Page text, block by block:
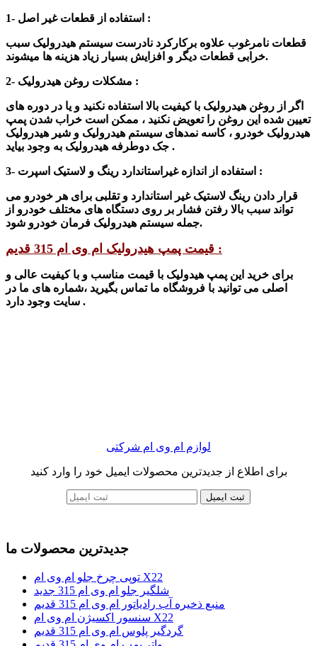
1- استفاده از قطعات غیر اصل :
قطعات نامرغوب علاوه برکارکرد نادرست سیستم هیدرولیک سبب
خرابی قطعات دیگر و افزایش بسیار زیاد هزینه‌ ها میشوند.
2- مشکلات روغن هیدرولیک :
اگر از روغن هیدرولیک با کیفیت بالا استفاده نکنید و یا در دوره‌ های
تعیین شده این روغن را تعویض نکنید ، ممکن است خراب شدن پمپ
هیدرولیک خودرو ، کاسه ‌نمدهای سیستم هیدرولیک و شیر هیدرولیک
جک دوطرفه هیدرولیک به وجود بیاید .
3- استفاده از اندازه غیر استاندارد رینگ و لاستیک اسپرت :
قرار دادن رینگ لاستیک غیر استاندارد و تقلبی برای هر خودرو می
‌تواند سبب بالا رفتن فشار بر روی دستگاه ‌های مختلف خودرو از
جمله سیستم هیدرولیک فرمان خودرو شود .
قیمت پمپ هیدرولیک ام وی ام 315 قدیم :
برای خرید این پمپ هیدولیک با قیمت مناسب و با کیفیت عالی و
اصلی می توانید با فروشگاه ما تماس بگیرید ،شماره های ما در
سایت وجود دارد .
لوازم ام وی ام شرکتی
برای اطلاع از جدیدترین محصولات ایمیل خود را وارد کنید
ثبت ایمیل
جدیدترین محصولات ما
توپی چرخ جلو ام وی ام X22
شلگیر جلو ام وی ام 315 جدید
منبع ذخیره آب رادیاتور ام وی ام 315 قدیم
سنسور اکسیژن ام وی ام X22
گردگیر پلوس ام وی ام 315 قدیم